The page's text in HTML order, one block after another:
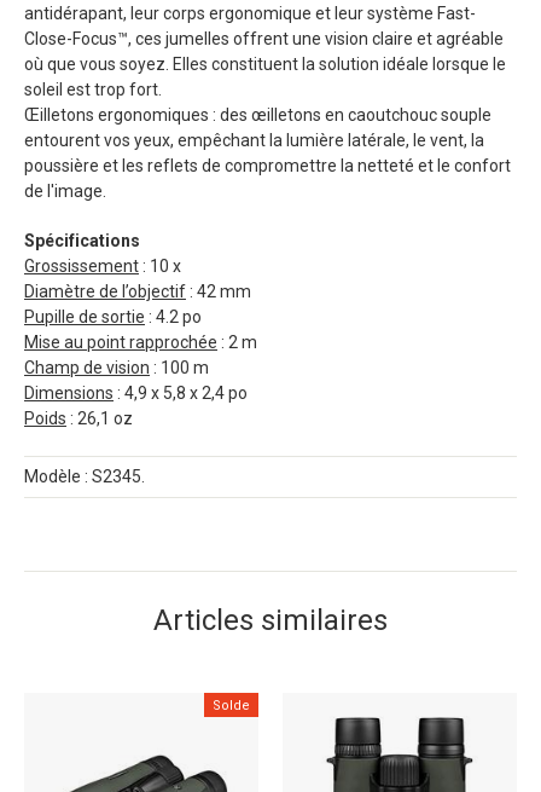
antidérapant, leur corps ergonomique et leur système Fast-
Close-Focus™, ces jumelles offrent une vision claire et agréable
où que vous soyez. Elles constituent la solution idéale lorsque le
soleil est trop fort.
Œilletons ergonomiques : des œilletons en caoutchouc souple
entourent vos yeux, empêchant la lumière latérale, le vent, la
poussière et les reflets de compromettre la netteté et le confort
de l'image.
Spécifications
Grossissement : 10 x
Diamètre de l’objectif : 42 mm
Pupille de sortie : 4.2 po
Mise au point rapprochée : 2 m
Champ de vision : 100 m
Dimensions : 4,9 x 5,8 x 2,4 po
Poids : 26,1 oz
Modèle : S2345.
Articles similaires
Solde